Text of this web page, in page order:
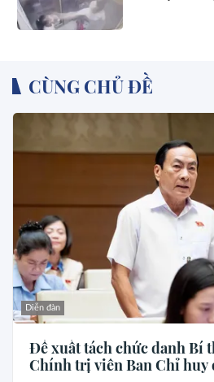
CÙNG CHỦ ĐỀ
Diễn đàn
Đề xuất tách chức danh Bí
Chính trị viên Ban Chỉ huy